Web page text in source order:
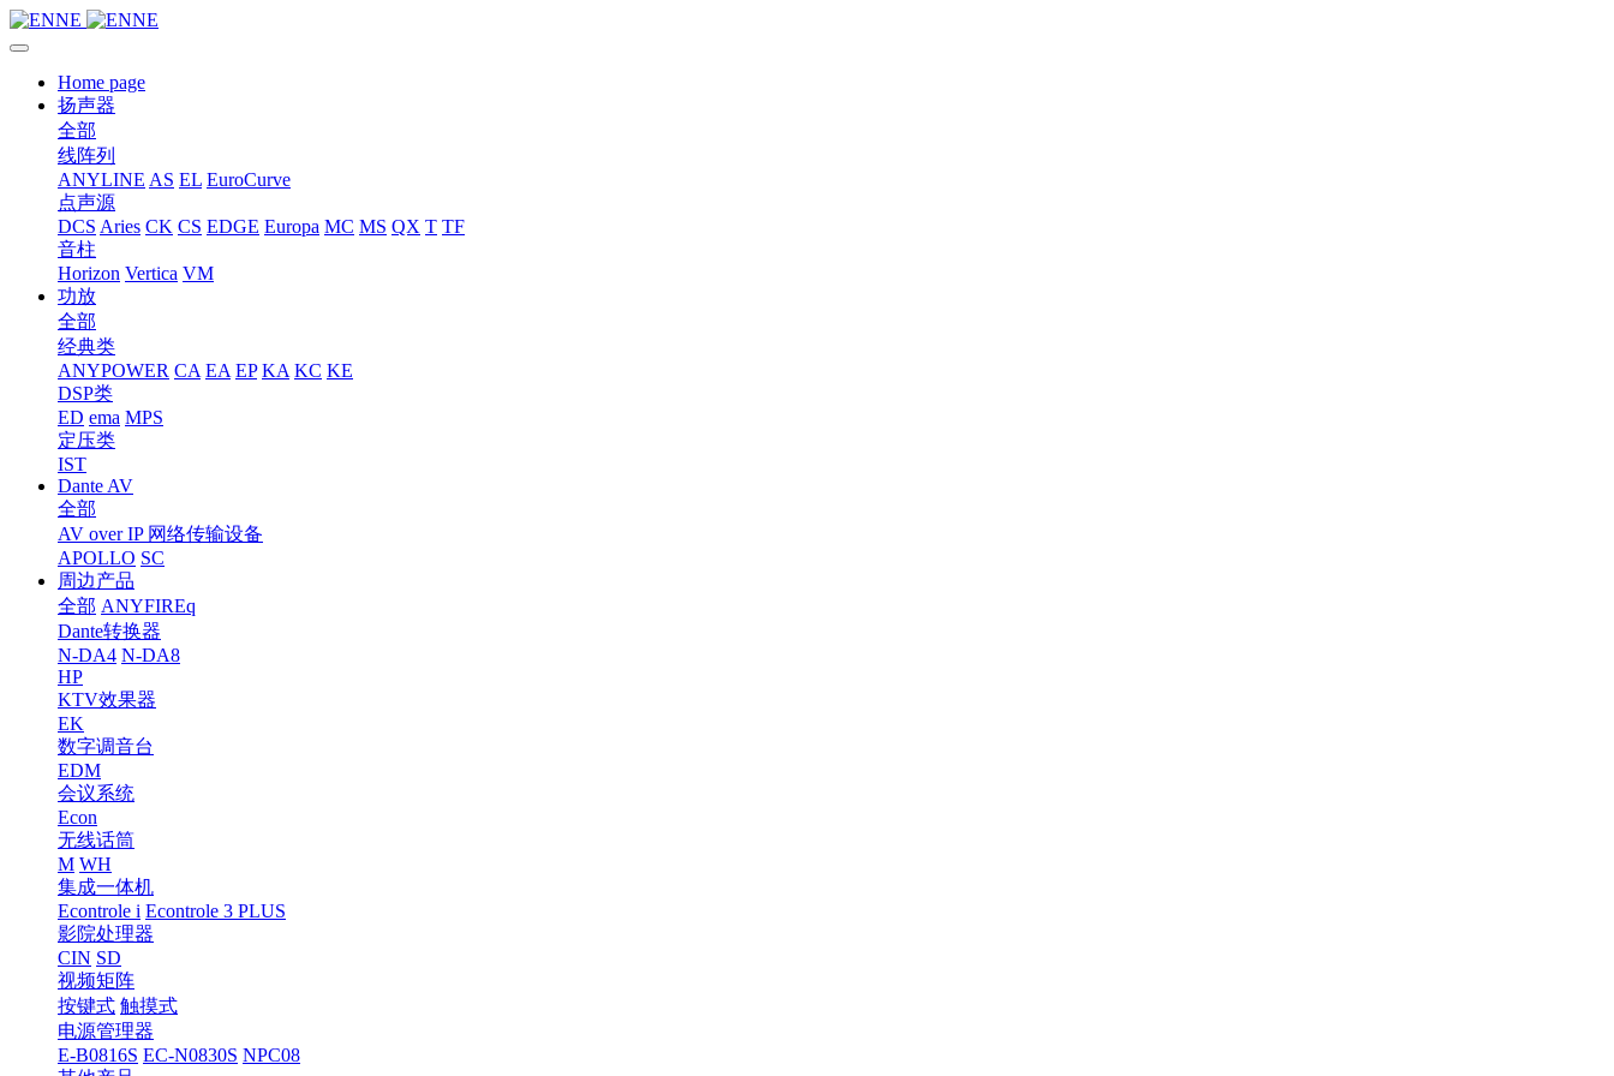
Home page
扬声器
全部
线阵列
ANYLINE AS EL EuroCurve
点声源
DCS Aries CK CS EDGE Europa MC MS QX T TF
音柱
Horizon Vertica VM
功放
全部
经典类
ANYPOWER CA EA EP KA KC KE
DSP类
ED ema MPS
定压类
IST
Dante AV
全部
AV over IP 网络传输设备
APOLLO SC
周边产品
全部 ANYFIREq
Dante转换器
N-DA4 N-DA8
HP
KTV效果器
EK
数字调音台
EDM
会议系统
Econ
无线话筒
M WH
集成一体机
Econtrole i Econtrole 3 PLUS
影院处理器
CIN SD
视频矩阵
按键式 触摸式
电源管理器
E-B0816S EC-N0830S NPC08